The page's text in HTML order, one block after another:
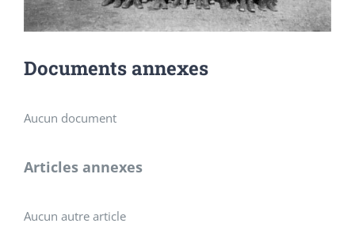
Documents annexes
Aucun document
Articles annexes
Aucun autre article